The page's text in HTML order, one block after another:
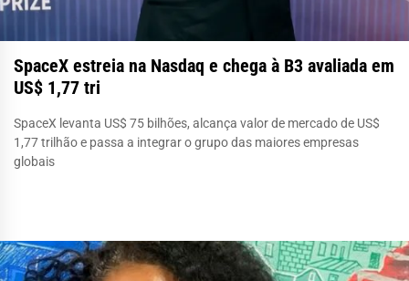
SpaceX estreia na Nasdaq e chega à B3 avaliada em
US$ 1,77 tri
SpaceX levanta US$ 75 bilhões, alcança valor de mercado de US$
1,77 trilhão e passa a integrar o grupo das maiores empresas
globais